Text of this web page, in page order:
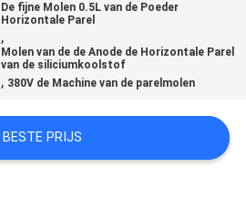
De fijne Molen 0.5L van de Poeder
Horizontale Parel
,
Molen van de de Anode de Horizontale Parel
van de siliciumkoolstof
, 380V de Machine van de parelmolen
BESTE PRIJS